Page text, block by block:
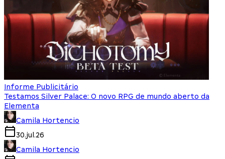
Informe Publicitário
Testamos Silver Palace: O novo RPG de mundo aberto da
Elementa
Camila Hortencio
30.jul.26
Camila Hortencio